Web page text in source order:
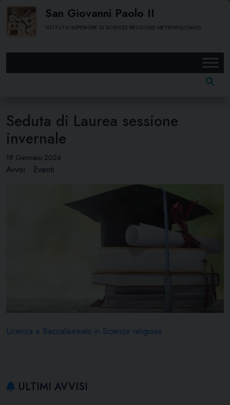
Skip
content
San Giovanni Paolo II
ISTITUTO SUPERIORE DI SCIENZE RELIGIOSE METROPOLITANO
ULTIMI AVVISI
Seduta di Laurea sessione
invernale
18 Gennaio 2024
Avvisi Eventi
Licenza e Baccalaureato in Scienze religiose